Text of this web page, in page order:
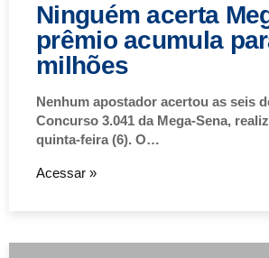
Ninguém acerta
prêmio acumula
milhões
Nenhum apostador acertou as seis
Concurso 3.041 da Mega-Sena,
quinta-feira (6). O…
Acessar »